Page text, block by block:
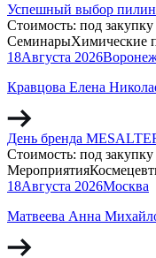
Успешный выбор
Стоимость: под закупку
СеминарыХимические
18Августа 2026
Кравцова Елена
День бренда
Стоимость: под закупку
Мероприятия
18Августа 2026Москва
Матвеева Анна